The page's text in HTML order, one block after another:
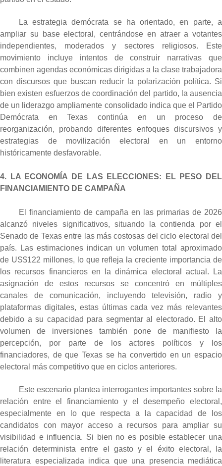
La estrategia demócrata se ha orientado, en parte, a
ampliar su base electoral, centrándose en atraer a votantes
independientes, moderados y sectores religiosos. Este
movimiento incluye intentos de construir narrativas que
combinen agendas económicas dirigidas a la clase trabajadora
con discursos que buscan reducir la polarización política. Si
bien existen esfuerzos de coordinación del partido, la ausencia
de un liderazgo ampliamente consolidado indica que el Partido
Demócrata en Texas continúa en un proceso de
reorganización, probando diferentes enfoques discursivos y
estrategias de movilización electoral en un entorno
históricamente desfavorable.
4. LA ECONOMÍA DE LAS ELECCIONES: EL PESO DEL
FINANCIAMIENTO DE CAMPAÑA
El financiamiento de campaña en las primarias de 2026
alcanzó niveles significativos, situando la contienda por el
Senado de Texas entre las más costosas del ciclo electoral del
país. Las estimaciones indican un volumen total aproximado
de US$122 millones, lo que refleja la creciente importancia de
los recursos financieros en la dinámica electoral actual. La
asignación de estos recursos se concentró en múltiples
canales de comunicación, incluyendo televisión, radio y
plataformas digitales, estas últimas cada vez más relevantes
debido a su capacidad para segmentar al electorado. El alto
volumen de inversiones también pone de manifiesto la
percepción, por parte de los actores políticos y los
financiadores, de que Texas se ha convertido en un espacio
electoral más competitivo que en ciclos anteriores.
Este escenario plantea interrogantes importantes sobre la
relación entre el financiamiento y el desempeño electoral,
especialmente en lo que respecta a la capacidad de los
candidatos con mayor acceso a recursos para ampliar su
visibilidad e influencia. Si bien no es posible establecer una
relación determinista entre el gasto y el éxito electoral, la
literatura especializada indica que una presencia mediática